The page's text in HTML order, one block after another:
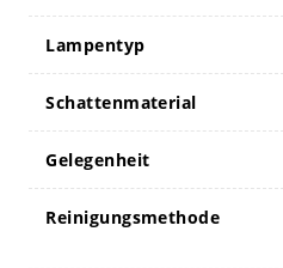
Lampentyp
Schattenmaterial
Gelegenheit
Reinigungsmethode